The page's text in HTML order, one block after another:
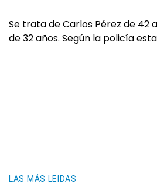
Se trata de Carlos Pérez de 42
de 32 años. Según la policía
LAS MÁS LEIDAS